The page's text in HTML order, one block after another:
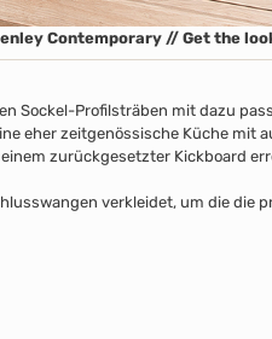
Contemporary // Get the
Sockel-Profilsträben mit dazu
eher zeitgenössische Küche mit
zurückgesetzter Kickboard
verkleidet, um die die